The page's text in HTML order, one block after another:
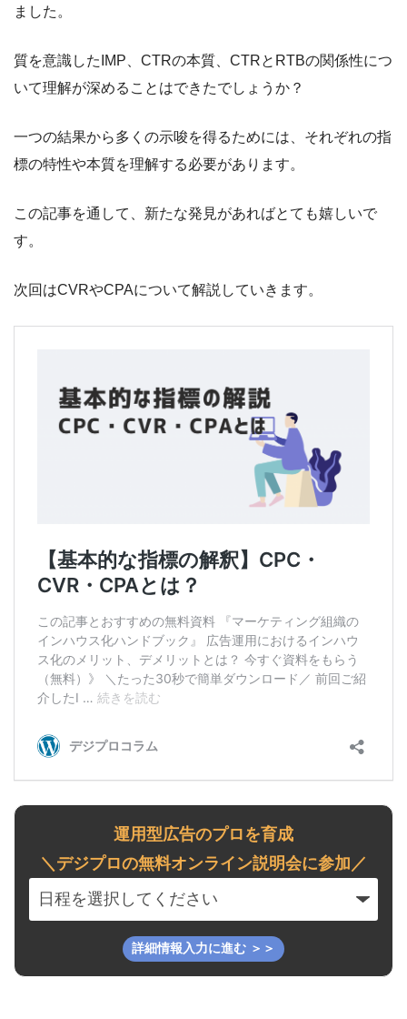
ました。
質を意識したIMP、CTRの本質、CTRとRTBの関係性につ
いて理解が深めることはできたでしょうか？
一つの結果から多くの示唆を得るためには、それぞれの指
標の特性や本質を理解する必要があります。
この記事を通して、新たな発見があればとても嬉しいで
す。
次回はCVRやCPAについて解説していきます。
運用型広告のプロを育成
＼デジプロの無料オンライン説明会に参加／